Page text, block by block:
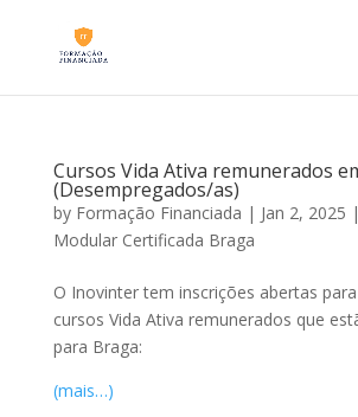
Cursos Vida Ativa remunerados
(Desempregados/as)
by Formação Financiada | Jan 2, 2025 |
Modular Certificada Braga
O Inovinter tem inscrições abertas
cursos Vida Ativa remunerados que
para Braga:
(mais…)